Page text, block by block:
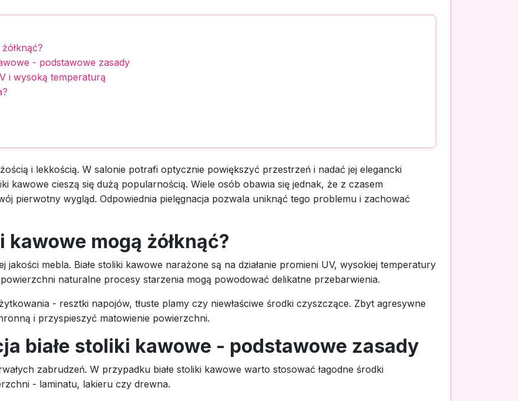
- podstawowe zasady
i wysoką temperaturą
i lekkością. W salonie potrafi optycznie powiększyć przestrzeń i nadać jej elegancki
kawowe cieszą się dużą popularnością. Wiele osób obawia się jednak, że z czasem
pierwotny wygląd. Odpowiednia pielęgnacja pozwala uniknąć tego problemu i zachować
kawowe mogą żółknąć?
jakości mebla. Białe stoliki kawowe narażone są na działanie promieni UV, wysokiej temperatury
naturalne procesy starzenia mogą powodować delikatne przebarwienia.
- resztki napojów, tłuste plamy czy niewłaściwe środki czyszczące. Zbyt agresywne
i przyspieszyć matowienie powierzchni.
białe stoliki kawowe - podstawowe zasady
zabrudzeń. W przypadku białe stoliki kawowe warto stosować łagodne środki
- laminatu, lakieru czy drewna.